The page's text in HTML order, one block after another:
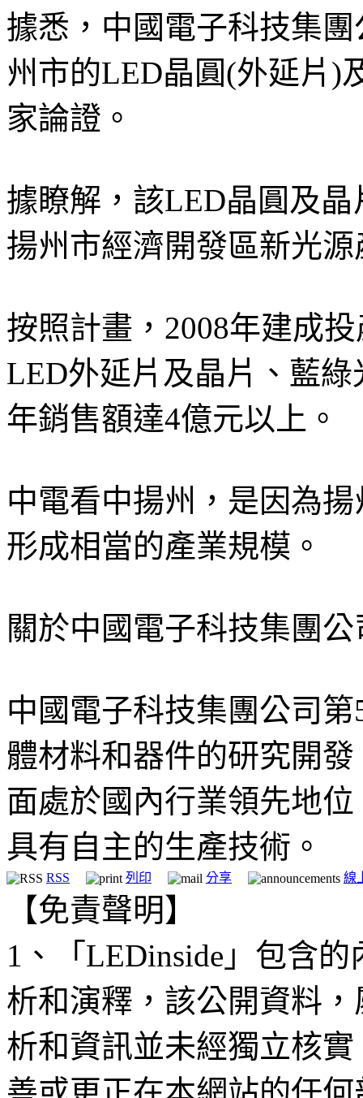
據悉，中國電子科技集
州市的LED晶圓(外延片)
家論證。
據瞭解，該LED晶圓及
揚州市經濟開發區新光
按照計畫，2008年建成
LED外延片及晶片、藍
年銷售額達4億元以上。
中電看中揚州，是因為
形成相當的產業規模。
關於中國電子科技集團
中國電子科技集團公司
體材料和器件的研究開
面處於國內行業領先地
具有自主的生產技術。
RSS 列印 分享 線
【免責聲明】
1、「LEDinside」包含
析和演釋，該公開資料
析和資訊並未經獨立核